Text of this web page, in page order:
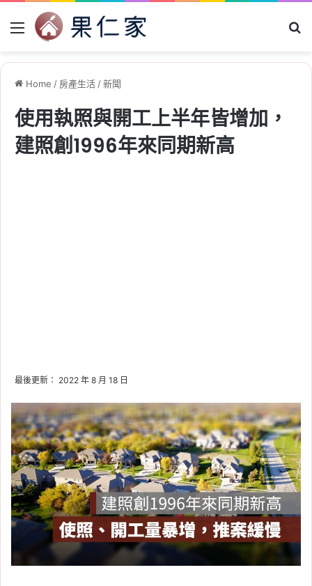
Menu
Home / 房產生活/新聞
使用執照與開工上半年皆增加，
建照創1996年來同期新高
最後更新： 2022 年 8 月 18 日